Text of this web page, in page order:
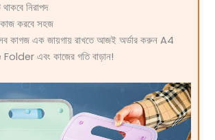
নিরাপদ
কাজ করবে সহজ
কাগজ এক জায়গায় রাখতে আজই অর্ডার করুন A4
এবং কাজের গতি বাড়ান!